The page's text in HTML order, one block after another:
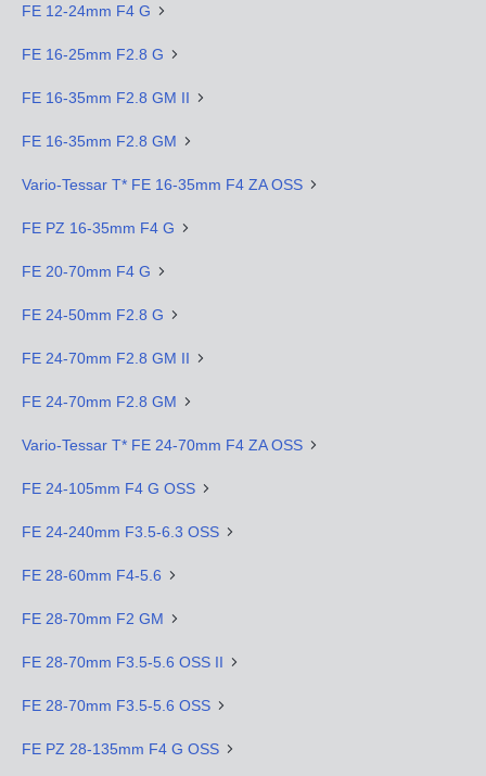
FE 12-24mm F4 G
FE 16-25mm F2.8 G
FE 16-35mm F2.8 GM II
FE 16-35mm F2.8 GM
Vario-Tessar T* FE 16-35mm F4 ZA OSS
FE PZ 16-35mm F4 G
FE 20-70mm F4 G
FE 24-50mm F2.8 G
FE 24-70mm F2.8 GM II
FE 24-70mm F2.8 GM
Vario-Tessar T* FE 24-70mm F4 ZA OSS
FE 24-105mm F4 G OSS
FE 24-240mm F3.5-6.3 OSS
FE 28-60mm F4-5.6
FE 28-70mm F2 GM
FE 28-70mm F3.5-5.6 OSS II
FE 28-70mm F3.5-5.6 OSS
FE PZ 28-135mm F4 G OSS